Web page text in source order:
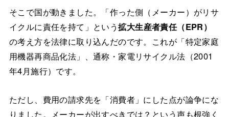
そこで国が動きました。「作った側（メーカー）がリサ
イクルに責任を持て」という拡大生産者責任（EPR）
の考え方を法律に取り込んだのです。これが「特定家庭
用機器再商品化法」、通称・家電リサイクル法（2001
年4月施行）です。
ただし、費用の請求先を「消費者」にした点が論争にな
りました。メーカーが出すべきでは？という声も根強く